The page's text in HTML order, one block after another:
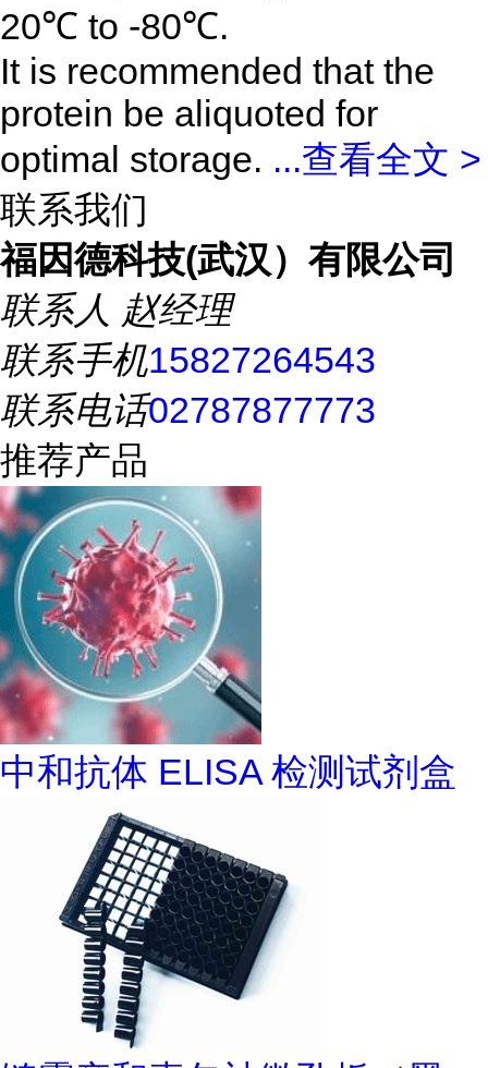
20℃ to -80℃.
It is recommended that the
protein be aliquoted for
optimal storage. ...查看全文 >
联系我们
福因德科技(武汉）有限公司
联系人 赵经理
联系手机15827264543
联系电话02787877773
推荐产品
中和抗体 ELISA 检测试剂盒